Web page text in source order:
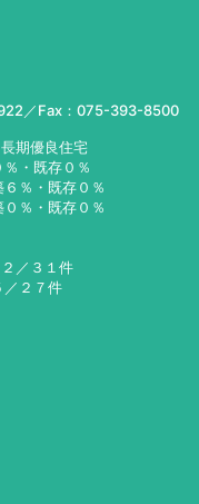
／Fax：075-393-8500
期優良住宅
・既存０％
・既存０％
・既存０％
／３１件
５／２７件